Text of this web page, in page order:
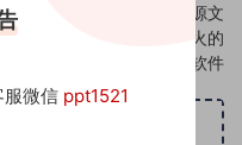
头像psd素材源码模板源文
微信抖音快手小红书很火的
签名百家姓氏头像制作教程软件
服微信 ppt1521